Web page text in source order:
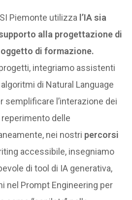
Piemonte utilizza l’IA sia
alla progettazione di
di formazione.
integriamo assistenti
di Natural Language
semplificare l’interazione dei
delle
nei nostri percorsi
accessibile, insegniamo
di tool di IA generativa,
nel Prompt Engineering per